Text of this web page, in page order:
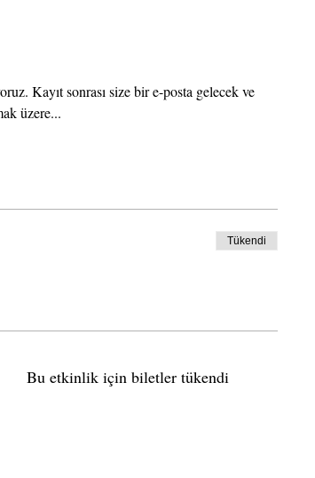
Kayıt sonrası size bir e-posta gelecek ve
üzere...
Tükendi
Bu etkinlik için biletler tükendi